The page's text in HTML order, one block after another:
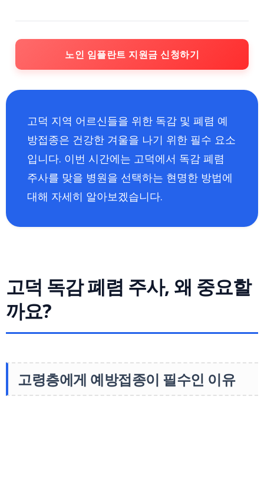
노인 임플란트 지원금 신청하기
고덕 지역 어르신들을 위한 독감 및 폐렴 예
방접종은 건강한 겨울을 나기 위한 필수 요소
입니다. 이번 시간에는 고덕에서 독감 폐렴
주사를 맞을 병원을 선택하는 현명한 방법에
대해 자세히 알아보겠습니다.
고덕 독감 폐렴 주사, 왜 중요할
까요?
고령층에게 예방접종이 필수인 이유